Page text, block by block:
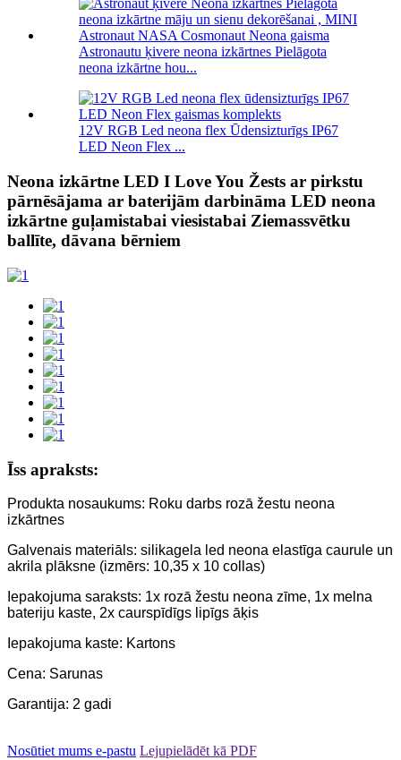
Astronautu ķivere neona izkārtnes Pielāgota
neona izkārtne hou...
12V RGB Led neona flex Ūdensizturīgs IP67
LED Neon Flex ...
Neona izkārtne LED I Love You Žests ar pirkstu
pārnēsājama ar baterijām darbināma LED neona
izkārtne guļamistabai viesistabai Ziemassvētku
ballīte, dāvana bērniem
Īss apraksts:
Produkta nosaukums: Roku darbs rozā žestu neona
izkārtnes
Galvenais materiāls: silikagela led neona elastīga caurule un
akrila plāksne (izmērs: 10,35 x 10 collas)
Iepakojuma saraksts: 1x rozā žestu neona zīme, 1x melna
bateriju kaste, 2x caurspīdīgs lipīgs āķis
Iepakojuma kaste: Kartons
Cena: Sarunas
Garantija: 2 gadi
Nosūtiet mums e-pastu Lejupielādēt kā PDF